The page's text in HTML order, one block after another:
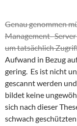
Genau genommen
Management-
um tatsächlich
Aufwand in Bezug
gering. Es ist nicht
gescannt werden
bildet keine
sich nach dieser
schwach